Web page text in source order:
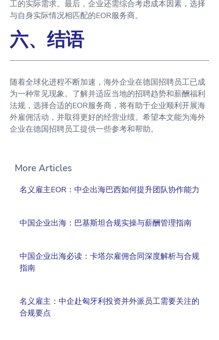
工的实际需求。最后，企业还需综合考虑成本因素，选择
与自身实际情况相匹配的EOR服务商。
六、结语
随着全球化进程不断加速，海外企业在德国招聘员工已成
为一种常见现象。了解并适应当地的招聘趋势和薪酬福利
法规，选择合适的EOR服务商，将有助于企业顺利开展海
外雇佣活动，并取得更好的经营业绩。希望本文能为海外
企业在德国招聘员工提供一些参考和帮助。
More Articles
名义雇主EOR：中企出海巴西如何提升团队协作能力
中国企业出海：巴基斯坦合规实操与薪酬管理指南
中国企业出海必读：卡塔尔雇佣合同深度解析与合规
指南
名义雇主：中企赴匈牙利投资并外派员工需要关注的
合规要点